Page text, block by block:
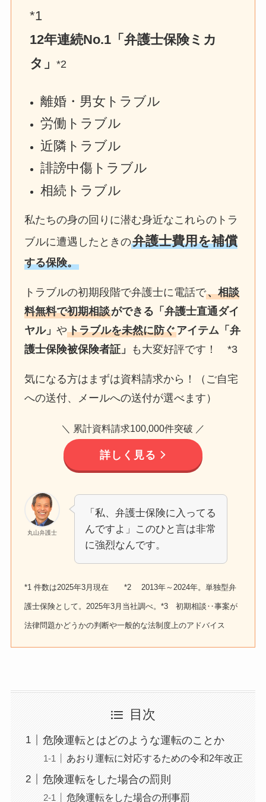
*1
12年連続No.1「弁護士保険ミカ
タ」*2
離婚・男女トラブル
労働トラブル
近隣トラブル
誹謗中傷トラブル
相続トラブル
私たちの身の回りに潜む身近なこれらのトラ
ブルに遭遇したときの弁護士費用を補償
する保険。
トラブルの初期段階で弁護士に電話で、相談
料無料で初期相談ができる「弁護士直通ダイ
ヤル」やトラブルを未然に防ぐアイテム「弁
護士保険被保険者証」
も大変好評です！ *3
気になる方はまずは資料請求から！（ご自宅
への送付、メールへの送付が選べます）
＼ 累計資料請求100,000件突破 ／
詳しく見る
丸山弁護士
「私、弁護士保険に入ってる
んですよ」このひと言は非常
に強烈なんです。
*1 件数は2025年3月現在 *2 2013年～2024年。単独型弁
護士保険として。2025年3月当社調べ。*3 初期相談‥事案が
法律問題かどうかの判断や一般的な法制度上のアドバイス
目次
危険運転とはどのような運転のことか
あおり運転に対応するための令和2年改正
危険運転をした場合の罰則
危険運転をした場合の刑事罰